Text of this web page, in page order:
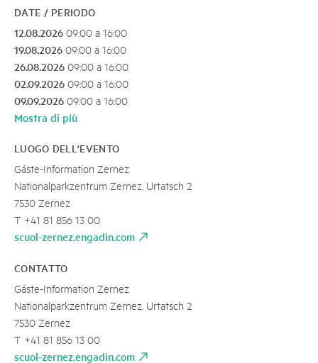
DATE / PERIODO
12.08.2026 09:00 a 16:00
19.08.2026 09:00 a 16:00
26.08.2026 09:00 a 16:00
02.09.2026 09:00 a 16:00
09.09.2026 09:00 a 16:00
Mostra di più
LUOGO DELL'EVENTO
Gäste-Information Zernez
Nationalparkzentrum Zernez, Urtatsch 2
7530 Zernez
T +41 81 856 13 00
scuol-zernez.engadin.com
CONTATTO
Gäste-Information Zernez
Nationalparkzentrum Zernez, Urtatsch 2
7530 Zernez
T +41 81 856 13 00
scuol-zernez.engadin.com